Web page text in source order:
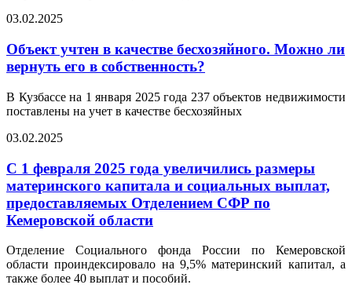
03.02.2025
Объект учтен в качестве бесхозяйного. Можно ли
вернуть его в собственность?
В Кузбассе на 1 января 2025 года 237 объектов недвижимости
поставлены на учет в качестве бесхозяйных
03.02.2025
С 1 февраля 2025 года увеличились размеры
материнского капитала и социальных выплат,
предоставляемых Отделением СФР по
Кемеровской области
Отделение Социального фонда России по Кемеровской
области проиндексировало на 9,5% материнский капитал, а
также более 40 выплат и пособий.